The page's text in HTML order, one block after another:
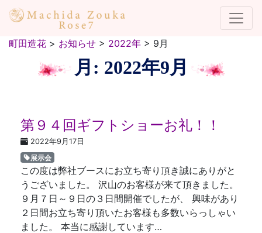
町田造花 > お知らせ > 2022年 > 9月
月: 2022年9月
第９４回ギフトショーお礼！！
2022年9月17日
展示会
この度は弊社ブースにお立ち寄り頂き誠にありがと
うございました。 沢山のお客様が来て頂きました。
９月７日～９日の３日間開催でしたが、 興味があり
２日間お立ち寄り頂いたお客様も多数いらっしゃい
ました。 本当に感謝しています…